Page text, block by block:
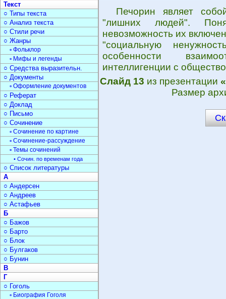
Печорин являет
"лишних людей".
невозможность их
"социальную
особенности
интеллигенции с
Слайд 13 из презентации
Размер
Текст
○ Типы текста
○ Анализ текста
○ Стили речи
○ Жанры
▫ Фольклор
▫ Мифы и легенды
○ Средства выразительн.
○ Документы
▫ Оформление документов
○ Реферат
○ Доклад
○ Письмо
○ Сочинение
▫ Сочинение по картине
▫ Сочинение-рассуждение
▫ Темы сочинений
• Сочин. по временам года
○ Список литературы
А
○ Андерсен
○ Андреев
○ Астафьев
Б
○ Бажов
○ Барто
○ Блок
○ Булгаков
○ Бунин
В
Г
○ Гоголь
▫ Биография Гоголя